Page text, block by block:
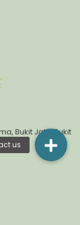
Bukit Jalil,, Bukit